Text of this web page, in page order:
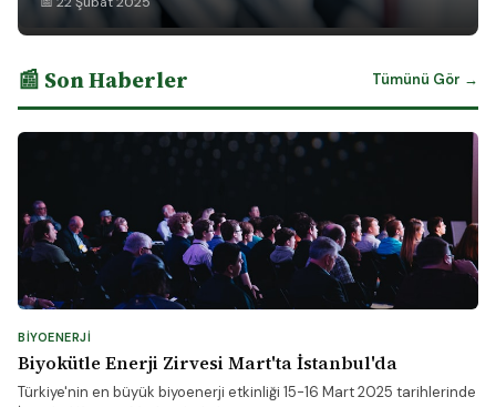
📰 Son Haberler Tümünü Gör →
BIYOENERJI
Biyokütle Enerji Zirvesi Mart'ta İstanbul'da
Türkiye'nin en büyük biyoenerji etkinliği 15-16 Mart 2025 tarihlerinde